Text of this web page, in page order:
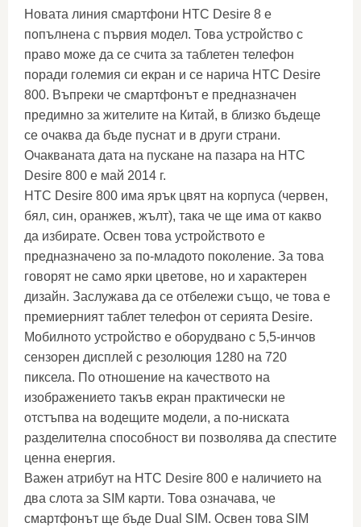
Новата линия смартфони HTC Desire 8 е
попълнена с първия модел. Това устройство с
право може да се счита за таблетен телефон
поради големия си екран и се нарича HTC Desire
800. Въпреки че смартфонът е предназначен
предимно за жителите на Китай, в близко бъдеще
се очаква да бъде пуснат и в други страни.
Очакваната дата на пускане на пазара на HTC
Desire 800 е май 2014 г.
HTC Desire 800 има ярък цвят на корпуса (червен,
бял, син, оранжев, жълт), така че ще има от какво
да избирате. Освен това устройството е
предназначено за по-младото поколение. За това
говорят не само ярки цветове, но и характерен
дизайн. Заслужава да се отбележи също, че това е
премиерният таблет телефон от серията Desire.
Мобилното устройство е оборудвано с 5,5-инчов
сензорен дисплей с резолюция 1280 на 720
пиксела. По отношение на качеството на
изображението такъв екран практически не
отстъпва на водещите модели, а по-ниската
разделителна способност ви позволява да спестите
ценна енергия.
Важен атрибут на HTC Desire 800 е наличието на
два слота за SIM карти. Това означава, че
смартфонът ще бъде Dual SIM. Освен това SIM